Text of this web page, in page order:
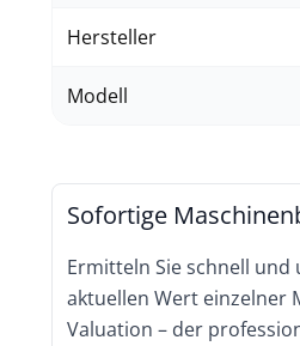
Hersteller
Modell
Sofortige
Ermitteln Sie schnell
aktuellen Wert einzelner
Valuation – der